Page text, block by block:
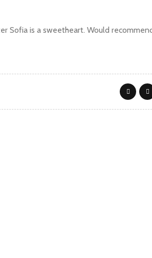
Sofia is a sweetheart. Would